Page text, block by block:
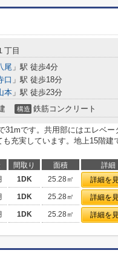
丁目
尾 」駅 徒歩4分
口 」駅 徒歩18分
本 」駅 徒歩23分
構造 鉄筋コンクリート
31mです。共用部にはエレベー
充実しています。地上15階建
間取り 面積 詳細
1DK 25.28㎡ 詳細を
1DK 25.28㎡ 詳細を
1DK 25.28㎡ 詳細を